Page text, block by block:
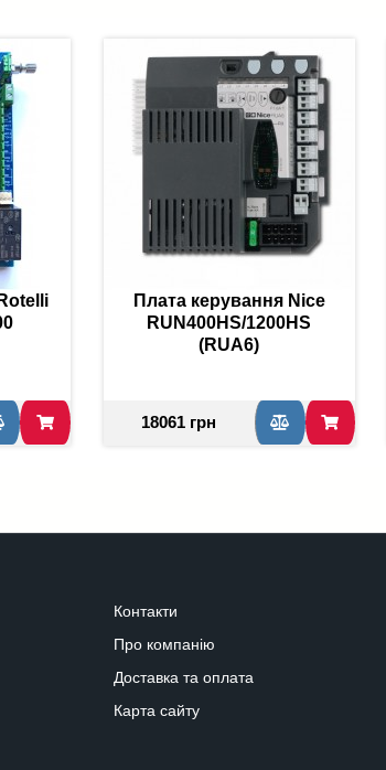
Плата керування Nice
RUN400HS/1200HS
(RUA6)
18061 грн
Контакти
Про компанію
Доставка та оплата
Карта сайту